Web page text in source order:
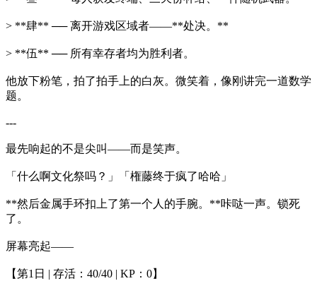
> **肆** ── 离开游戏区域者——**处决。**
> **伍** ── 所有幸存者均为胜利者。
他放下粉笔，拍了拍手上的白灰。微笑着，像刚讲完一道数学
题。
---
最先响起的不是尖叫——而是笑声。
「什么啊文化祭吗？」「権藤终于疯了哈哈」
**然后金属手环扣上了第一个人的手腕。**咔哒一声。锁死
了。
屏幕亮起——
【第1日 | 存活：40/40 | KP：0】